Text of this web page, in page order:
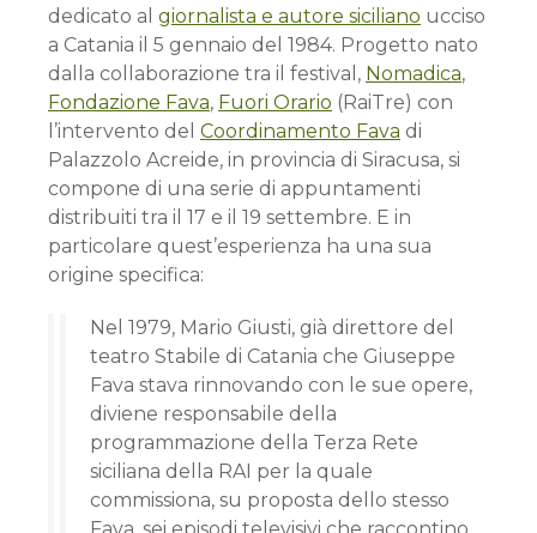
dedicato al giornalista e autore siciliano ucciso
a Catania il 5 gennaio del 1984. Progetto nato
dalla collaborazione tra il festival, Nomadica,
Fondazione Fava, Fuori Orario (RaiTre) con
l’intervento del Coordinamento Fava di
Palazzolo Acreide, in provincia di Siracusa, si
compone di una serie di appuntamenti
distribuiti tra il 17 e il 19 settembre. E in
particolare quest’esperienza ha una sua
origine specifica:
Nel 1979, Mario Giusti, già direttore del
teatro Stabile di Catania che Giuseppe
Fava stava rinnovando con le sue opere,
diviene responsabile della
programmazione della Terza Rete
siciliana della RAI per la quale
commissiona, su proposta dello stesso
Fava, sei episodi televisivi che raccontino